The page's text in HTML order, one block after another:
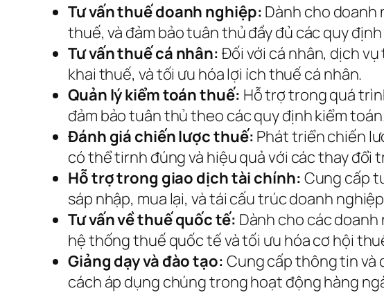
Tư vấn thuế doanh nghiệp: Dành cho doanh
thuế, và đảm bảo tuân thủ đầy đủ các quy
Tư vấn thuế cá nhân: Đối với cá nhân, dịch
khai thuế, và tối ưu hóa lợi ích thuế cá nhân.
Quản lý kiểm toán thuế: Hỗ trợ trong quá
đảm bảo tuân thủ theo các quy định kiểm
Đánh giá chiến lược thuế: Phát triển chiến
có thể tirnh đúng và hiệu quả với các thay đổi
Hỗ trợ trong giao dịch tài chính: Cung cấp
sáp nhập, mua lại, và tái cấu trúc doanh
Tư vấn về thuế quốc tế: Dành cho các
hệ thống thuế quốc tế và tối ưu hóa cơ hội
Giảng dạy và đào tạo: Cung cấp thông tin và
cách áp dụng chúng trong hoạt động hàng